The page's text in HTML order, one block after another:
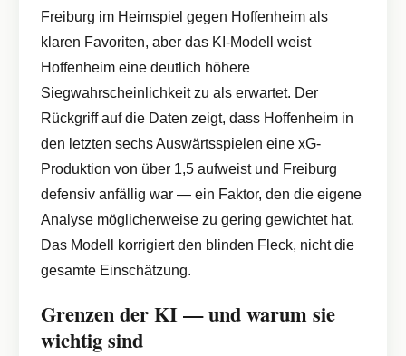
Freiburg im Heimspiel gegen Hoffenheim als
klaren Favoriten, aber das KI-Modell weist
Hoffenheim eine deutlich höhere
Siegwahrscheinlichkeit zu als erwartet. Der
Rückgriff auf die Daten zeigt, dass Hoffenheim in
den letzten sechs Auswärtsspielen eine xG-
Produktion von über 1,5 aufweist und Freiburg
defensiv anfällig war — ein Faktor, den die eigene
Analyse möglicherweise zu gering gewichtet hat.
Das Modell korrigiert den blinden Fleck, nicht die
gesamte Einschätzung.
Grenzen der KI — und warum sie
wichtig sind